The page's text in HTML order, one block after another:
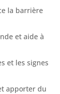
la barrière
et aide à
et les signes
apporter du